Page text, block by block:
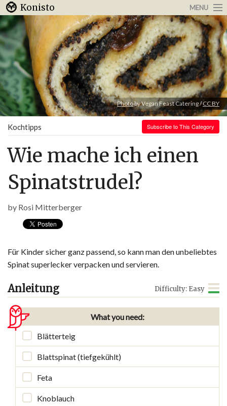
Konisto MENU
Arbeit & Karriere
Internet
Urlaub & Reisen
Photoby Vegan Feast Catering /CC BY
Kochtipps Subscribe to This Category
Wie mache ich einen
Spinatstrudel?
by Rosi Mitterberger
Für Kinder sicher ganz passend, so kann man den unbeliebtes
Spinat superlecker verpacken und servieren.
Anleitung Difficulty: Easy
What you need:
Blätterteig
Blattspinat (tiefgekühlt)
Feta
Knoblauch